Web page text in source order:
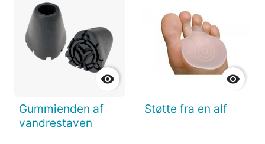

Gummienden af ​​
vandrestaven

Støtte fra en alf